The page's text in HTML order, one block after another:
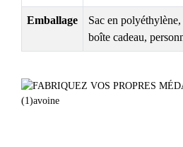
Emballage
Sac en polyéthylène,
boîte cadeau,